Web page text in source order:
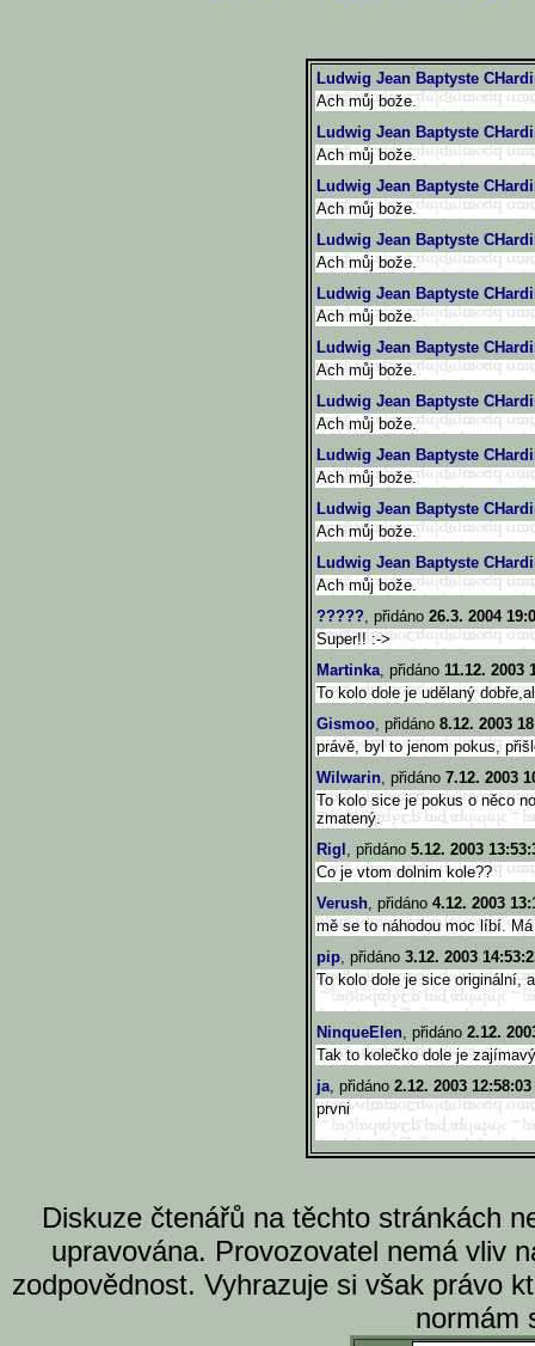
Ludwig Jean Baptyste
Ach můj bože.
Ludwig Jean Baptyste
Ach můj bože.
Ludwig Jean Baptyste
Ach můj bože.
Ludwig Jean Baptyste
Ach můj bože.
Ludwig Jean Baptyste
Ach můj bože.
Ludwig Jean Baptyste
Ach můj bože.
Ludwig Jean Baptyste
Ach můj bože.
Ludwig Jean Baptyste
Ach můj bože.
Ludwig Jean Baptyste
Ach můj bože.
Ludwig Jean Baptyste
Ach můj bože.
?????, přidáno 26.3. 2004
Super!! :->
Martinka, přidáno 11.12. 2003
To kolo dole je udělaný
Gismoo, přidáno 8.12. 2003
právě, byl to jenom pokus,
Wilwarin, přidáno 7.12. 2003
To kolo sice je pokus o něco
zmatený.
Rigl , přidáno 5.12. 2003
Co je vtom dolnim kole??
Verush, přidáno 4.12. 2003
mě se to náhodou moc líbí.
pip, přidáno 3.12. 2003
To kolo dole je sice originální,
NinqueElen, přidáno 2.12.
Tak to kolečko dole je
ja, přidáno 2.12. 2003 12:58:03
prvni
Diskuze čtenářů na těchto stránkách
upravována. Provozovatel nemá vliv
zodpovědnost. Vyhrazuje si však právo
normám